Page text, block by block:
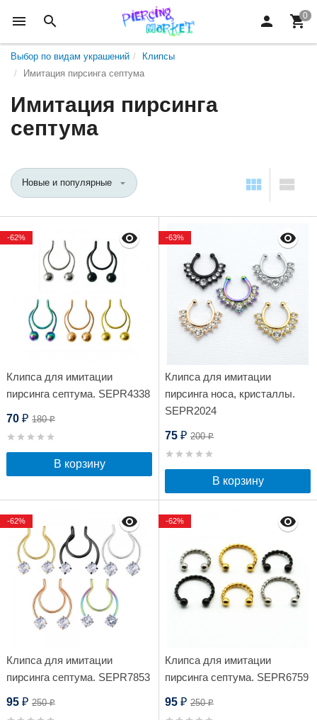
Выбор по видам украшений
Клипсы
Имитация пирсинга септума
Имитация пирсинга
септума
Новые и популярные
Клипса для имитации
пирсинга септума. SEPR4338
70 ₽ 180₽
В корзину
-62%
Клипса для имитации
пирсинга носа, кристаллы.
SEPR2024
75 ₽ 200₽
В корзину
-63%
Клипса для имитации
пирсинга септума. SEPR7853
95 ₽ 250₽
-62%
Клипса для имитации
пирсинга септума. SEPR6759
95 ₽ 250₽
-62%